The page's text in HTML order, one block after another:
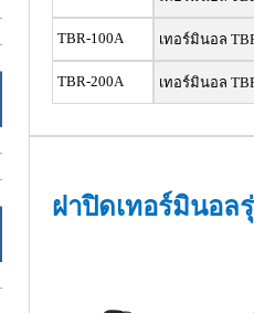
TBR-100A เทอร์มินอล
TBR-200A เทอร์มินอล
ฝาปิดเทอร์มินอล